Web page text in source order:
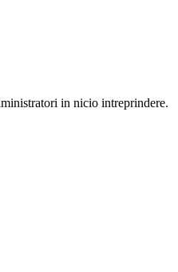
in nicio intreprindere.